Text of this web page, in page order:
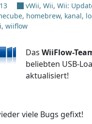
vWii, Wii, Wii:
, homebrew, kanal,
, wiiflow
Das WiiFlow-
beliebten USB-
aktualisiert!
viele Bugs gefixt!